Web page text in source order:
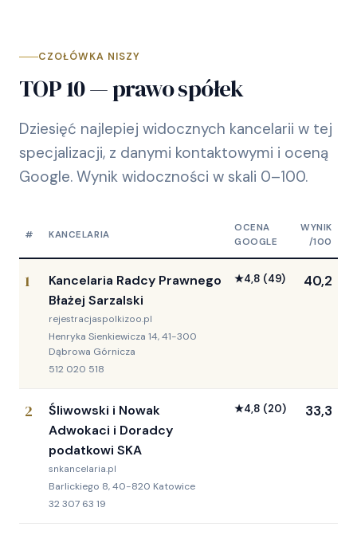
CZOŁÓWKA NISZY
TOP 10 — prawo spółek
Dziesięć najlepiej widocznych kancelarii w tej
specjalizacji, z danymi kontaktowymi i oceną
Google. Wynik widoczności w skali 0–100.
# KANCELARIA
OCENA
GOOGLE
WYNIK
/100
1
Kancelaria Radcy Prawnego
Błażej Sarzalski
rejestracjaspolkizoo.pl
Henryka Sienkiewicza 14, 41-300
Dąbrowa Górnicza
512 020 518
★4,8 (49) 40,2
2
Śliwowski i Nowak
Adwokaci i Doradcy
podatkowi SKA
snkancelaria.pl
Barlickiego 8, 40-820 Katowice
32 307 63 19
★4,8 (20) 33,3